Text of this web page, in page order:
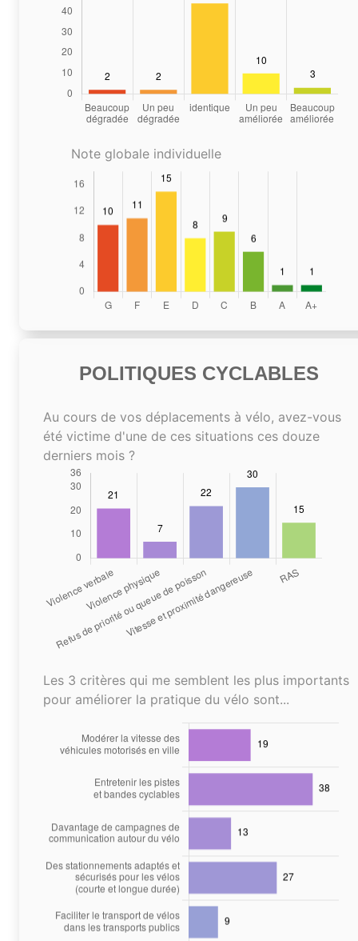
Note globale individuelle
POLITIQUES CYCLABLES
Au cours de vos déplacements à vélo, avez-vous
été victime d'une de ces situations ces douze
derniers mois ?
Les 3 critères qui me semblent les plus importants
pour améliorer la pratique du vélo sont...